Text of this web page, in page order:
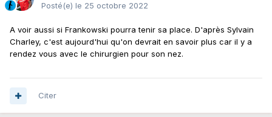
Posté(e) le 25 octobre 2022
A voir aussi si Frankowski pourra tenir sa place. D'après Sylvain
Charley, c'est aujourd'hui qu'on devrait en savoir plus car il y a
rendez vous avec le chirurgien pour son nez.
Citer